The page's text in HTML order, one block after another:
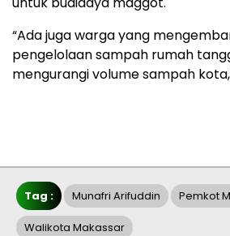
“Ada juga warga yang
pengelolaan sampah rumah
mengurangi volume sampah
Tag : Munafri Arifuddin Pemkot
Walikota Makassar